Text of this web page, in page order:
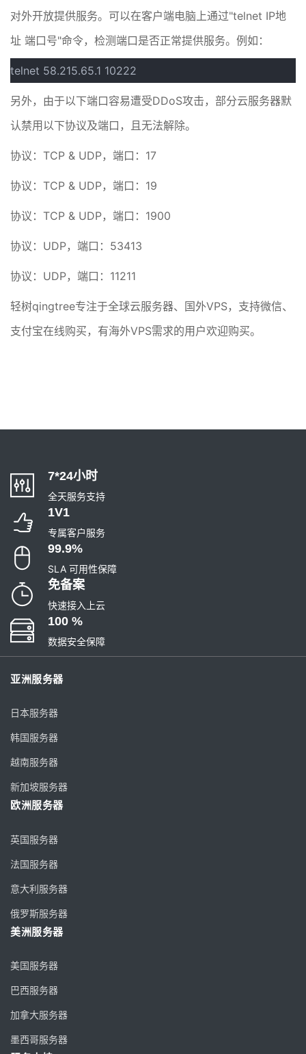
对外开放提供服务。可以在客户端电脑上通过"telnet IP地
址 端口号"命令，检测端口是否正常提供服务。例如：
telnet 58.215.65.1 10222
另外，由于以下端口容易遭受DDoS攻击，部分云服务器默
认禁用以下协议及端口，且无法解除。
协议：TCP & UDP，端口：17
协议：TCP & UDP，端口：19
协议：TCP & UDP，端口：1900
协议：UDP，端口：53413
协议：UDP，端口：11211
轻树qingtree专注于全球云服务器、国外VPS，支持微信、
支付宝在线购买，有海外VPS需求的用户欢迎购买。
7*24小时
全天服务支持
1V1
专属客户服务
99.9%
SLA 可用性保障
免备案
快速接入上云
100 %
数据安全保障
亚洲服务器
日本服务器
韩国服务器
越南服务器
新加坡服务器
欧洲服务器
英国服务器
法国服务器
意大利服务器
俄罗斯服务器
美洲服务器
美国服务器
巴西服务器
加拿大服务器
墨西哥服务器